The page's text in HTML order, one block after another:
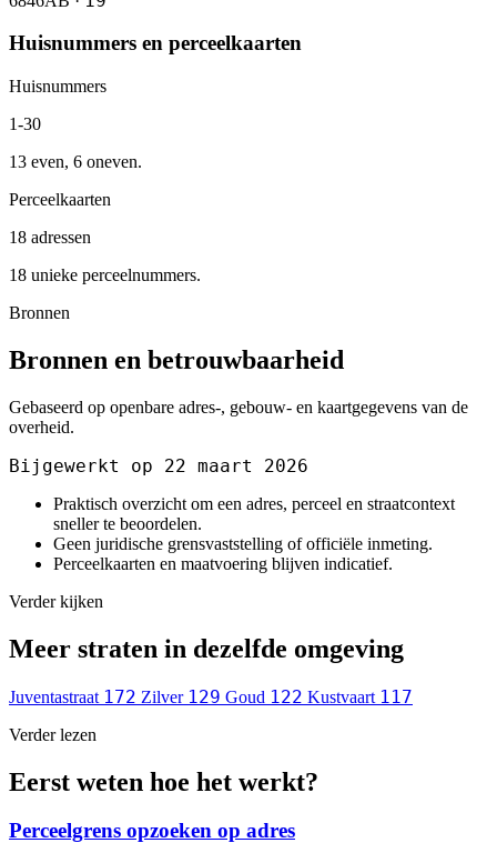
Huisnummers en perceelkaarten
Huisnummers
1-30
13 even, 6 oneven.
Perceelkaarten
18 adressen
18 unieke perceelnummers.
Bronnen
Bronnen en betrouwbaarheid
Gebaseerd op openbare adres-, gebouw- en kaartgegevens van de
overheid.
Bijgewerkt op 22 maart 2026
Praktisch overzicht om een adres, perceel en straatcontext
sneller te beoordelen.
Geen juridische grensvaststelling of officiële inmeting.
Perceelkaarten en maatvoering blijven indicatief.
Verder kijken
Meer straten in dezelfde omgeving
Juventastraat 172 Zilver 129 Goud 122 Kustvaart 117
Verder lezen
Eerst weten hoe het werkt?
Perceelgrens opzoeken op adres